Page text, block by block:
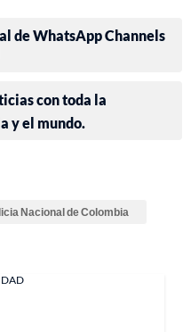
de WhatsApp Channels
con toda la
y el mundo.
Nacional de Colombia